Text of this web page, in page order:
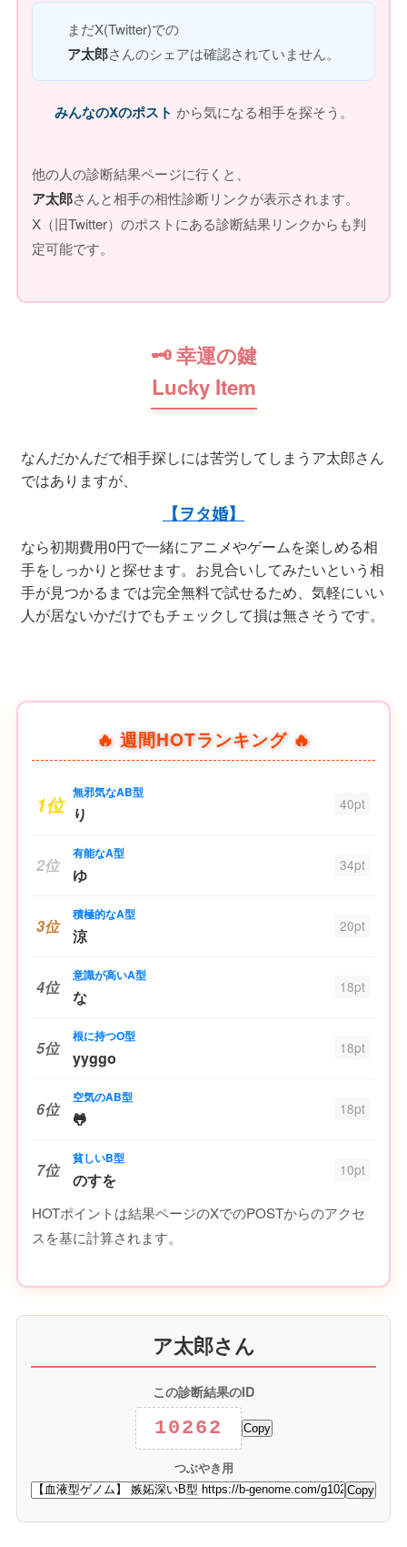
まだX(Twitter)での
ア太郎さんのシェアは確認されていません。
みんなのXのポスト から気になる相手を探そう。
他の人の診断結果ページに行くと、
ア太郎さんと相手の相性診断リンクが表示されます。
X（旧Twitter）のポストにある診断結果リンクからも判
定可能です。
🗝 幸運の鍵
Lucky Item
なんだかんだで相手探しには苦労してしまうア太郎さん
ではありますが、
【ヲタ婚】
なら初期費用0円で一緒にアニメやゲームを楽しめる相
手をしっかりと探せます。お見合いしてみたいという相
手が見つかるまでは完全無料で試せるため、気軽にいい
人が居ないかだけでもチェックして損は無さそうです。
🔥 週間HOTランキング 🔥
1位 無邪気なAB型
り 40pt
2位
有能なA型
ゆ 34pt
3位
積極的なA型
涼 20pt
4位
意識が高いA型
な 18pt
5位
根に持つO型
yyggo 18pt
6位
空気のAB型
🐸 18pt
7位
貧しいB型
のすを 10pt
HOTポイントは結果ページのXでのPOSTからのアクセ
スを基に計算されます。
ア太郎さん
この診断結果のID
10262 Copy
つぶやき用
Copy